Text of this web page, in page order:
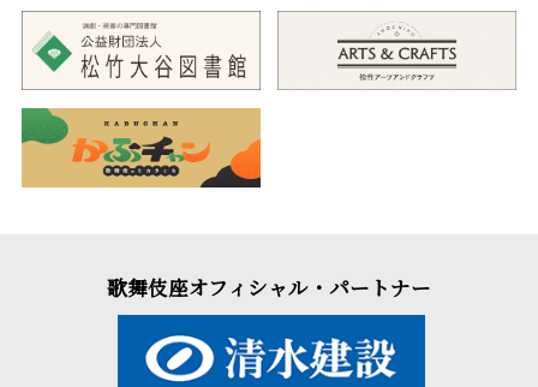
歌舞伎座オフィシャル・パートナー